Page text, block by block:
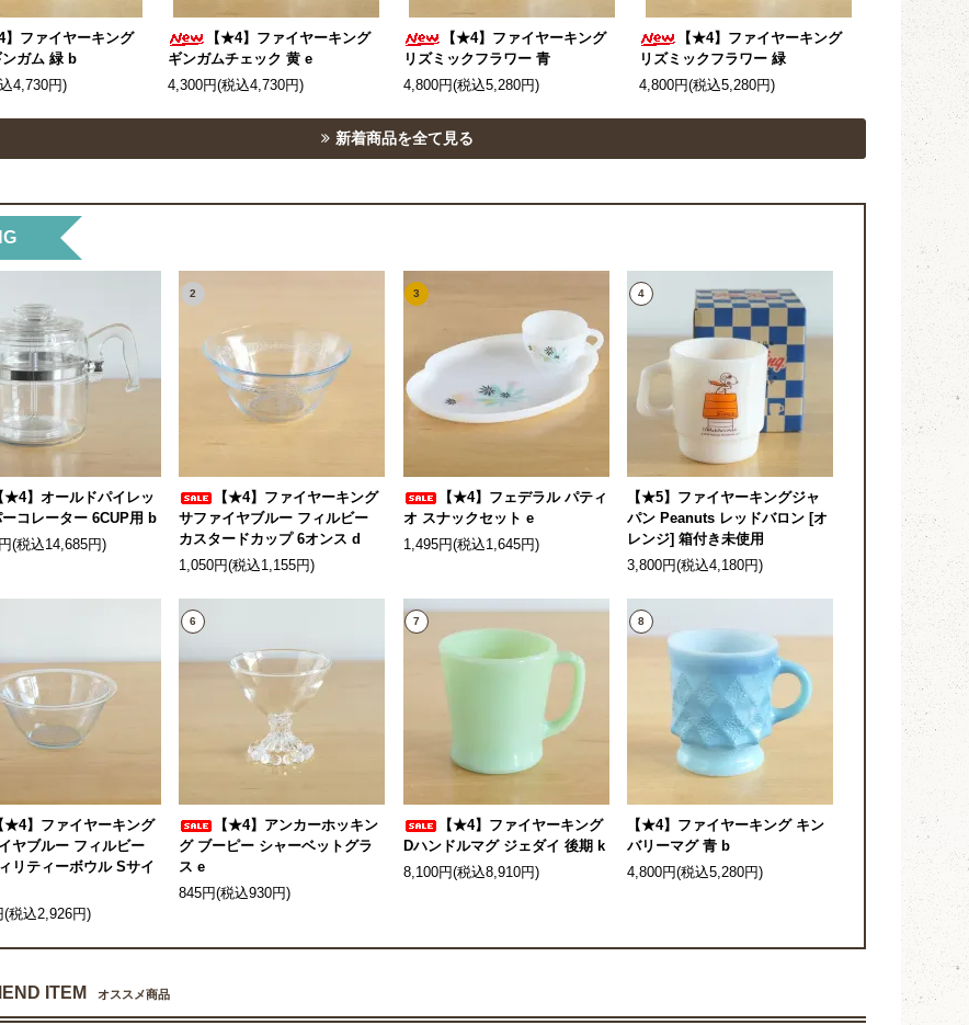
】ファイヤーキング
ガム 緑 b
4,730円)
【★4】ファイヤーキング
ギンガムチェック 黄 e
4,300円(税込4,730円)
【★4】ファイヤーキング
リズミックフラワー 青
4,800円(税込5,280円)
【★4】ファイヤーキング
リズミックフラワー 緑
4,800円(税込5,280円)
新着商品を全て見る
★4】オールドパイレッ
コレーター 6CUP用 b
(税込14,685円)
2
【★4】ファイヤーキング
サファイヤブルー フィルビー
カスタードカップ 6オンス d
1,050円(税込1,155円)
3
【★4】フェデラル パティ
オ スナックセット e
1,495円(税込1,645円)
4
【★5】ファイヤーキングジャ
パン Peanuts レッドバロン [オ
レンジ] 箱付き未使用
3,800円(税込4,180円)
★4】ファイヤーキング
ヤブルー フィルビー
リティーボウル Sサイ
(税込2,926円)
6
【★4】アンカーホッキン
グ ブーピー シャーベットグラ
ス e
845円(税込930円)
7
【★4】ファイヤーキング
Dハンドルマグ ジェダイ 後期 k
8,100円(税込8,910円)
8
【★4】ファイヤーキング キン
バリーマグ 青 b
4,800円(税込5,280円)
ITEM オススメ商品